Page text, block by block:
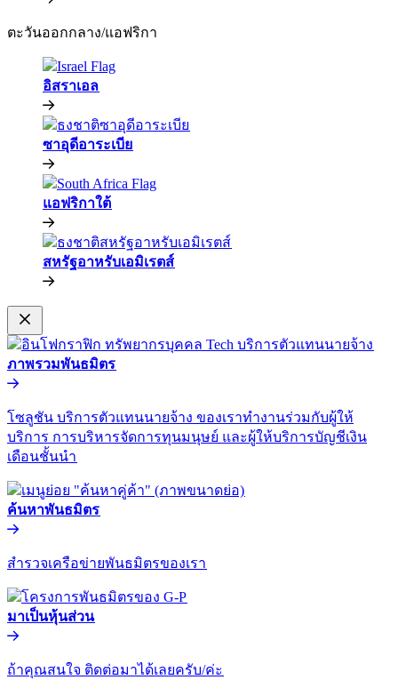
ตะวันออกกลาง/แอฟริกา​​
อิสราเอล​​
ซาอุดีอาระเบีย​​
แอฟริกาใต้​​
สหรัฐอาหรับเอมิเรตส์​​
ภาพรวมพันธมิตร​​
โซลูชัน บริการตัวแทนนายจ้าง ของเราทำงานร่วมกับผู้ให้
บริการ การบริหารจัดการทุนมนุษย์ และผู้ให้บริการบัญชีเงิน
เดือนชั้นนำ​​
ค้นหาพันธมิตร​​
สำรวจเครือข่ายพันธมิตรของเรา​​
มาเป็นหุ้นส่วน​​
ถ้าคุณสนใจ ติดต่อมาได้เลยครับ/ค่ะ​​